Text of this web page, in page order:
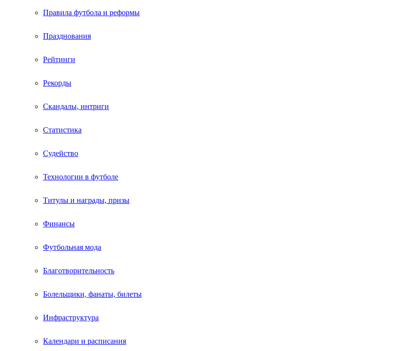
Правила футбола и реформы
Празднования
Рейтинги
Рекорды
Скандалы, интриги
Статистика
Судейство
Технологии в футболе
Титулы и награды, призы
Финансы
Футбольная мода
Благотворительность
Болельщики, фанаты, билеты
Инфраструктура
Календари и расписания